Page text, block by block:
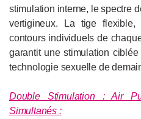
stimulation interne, le spectre
vertigineux. La tige
contours individuels de
garantit une stimulation
technologie sexuelle de
Double Stimulation : Air
Simultanés :